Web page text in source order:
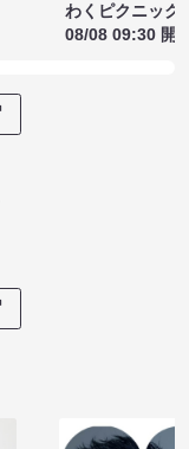
わくピクニック
08/08 09:30 開